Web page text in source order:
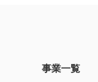
事業一覧